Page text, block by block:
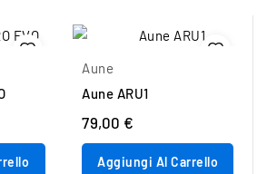
Aune
Aune ARU1
79,00 €
Aggiungi Al Carrello